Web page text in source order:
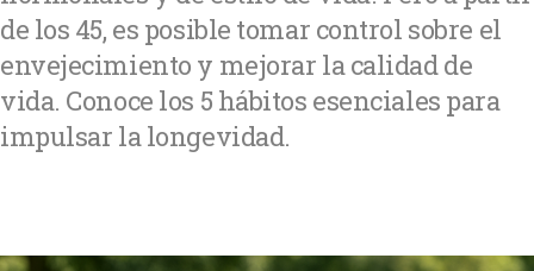
de los 45, es posible tomar control sobre el
envejecimiento y mejorar la calidad de
vida. Conoce los 5 hábitos esenciales para
impulsar la longevidad.